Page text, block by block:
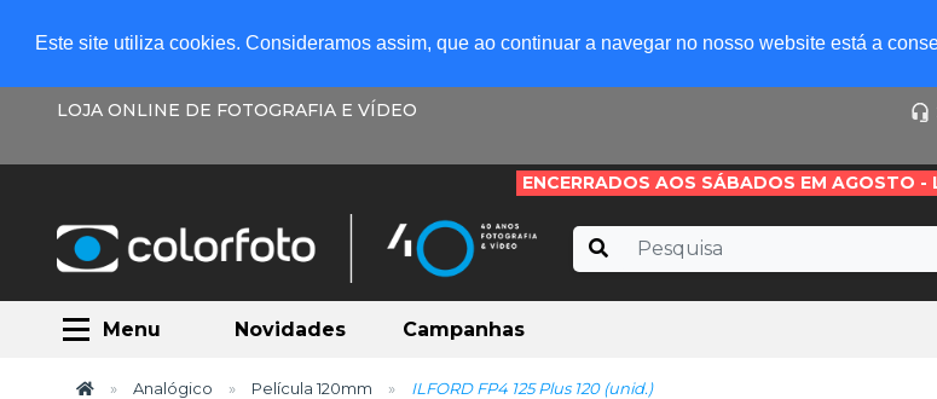
Este site utiliza cookies. Consideramos assim, que ao continuar a navegar no nosso website está a
LOJA ONLINE DE FOTOGRAFIA E VÍDEO
ENCERRADOS AOS SÁBADOS EM AGOSTO -
Menu Novidades Campanhas
Analógico Película 120mm ILFORD FP4 125 Plus 120 (unid.)